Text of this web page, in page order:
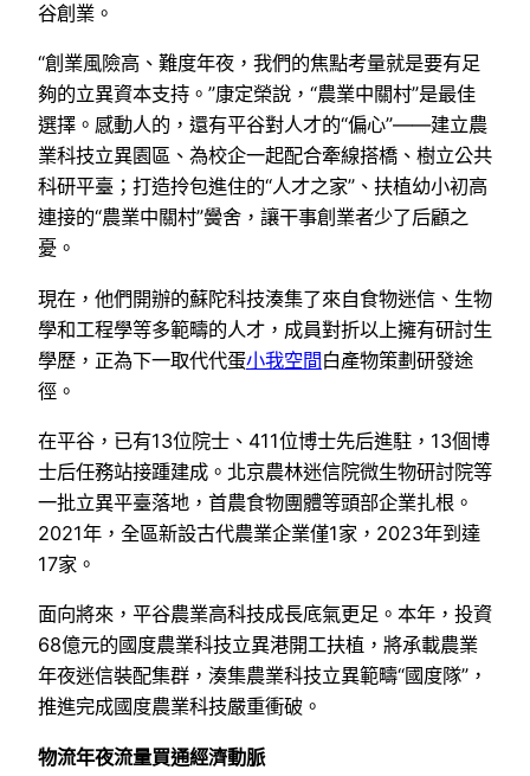
谷創業。
“創業風險高、難度年夜，我們的焦點考量就是要有足
夠的立異資本支持。”康定榮說，“農業中關村”是最佳
選擇。感動人的，還有平谷對人才的“偏心”——建立農
業科技立異園區、為校企一起配合牽線搭橋、樹立公共
科研平臺；打造拎包進住的“人才之家”、扶植幼小初高
連接的“農業中關村”黌舍，讓干事創業者少了后顧之
憂。
現在，他們開辦的蘇陀科技湊集了來自食物迷信、生物
學和工程學等多範疇的人才，成員對折以上擁有研討生
學歷，正為下一取代代蛋小我空間白產物策劃研發途
徑。
在平谷，已有13位院士、411位博士先后進駐，13個博
士后任務站接踵建成。北京農林迷信院微生物研討院等
一批立異平臺落地，首農食物團體等頭部企業扎根。
2021年，全區新設古代農業企業僅1家，2023年到達
17家。
面向將來，平谷農業高科技成長底氣更足。本年，投資
68億元的國度農業科技立異港開工扶植，將承載農業
年夜迷信裝配集群，湊集農業科技立異範疇“國度隊”，
推進完成國度農業科技嚴重衝破。
物流年夜流量買通經濟動脈